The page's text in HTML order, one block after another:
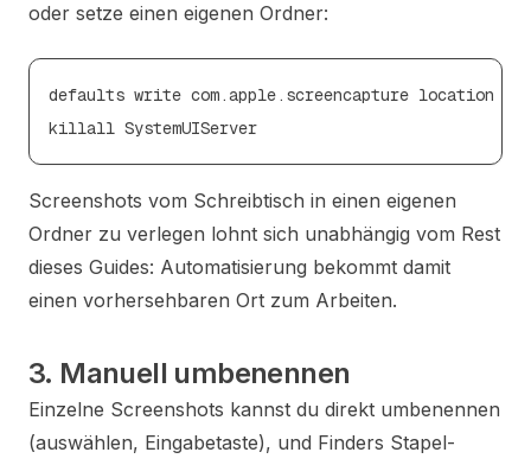
oder setze einen eigenen Ordner:
defaults write com.apple.screencapture location ~/
Screenshots vom Schreibtisch in einen eigenen
Ordner zu verlegen lohnt sich unabhängig vom Rest
dieses Guides: Automatisierung bekommt damit
einen vorhersehbaren Ort zum Arbeiten.
3. Manuell umbenennen
Einzelne Screenshots kannst du direkt umbenennen
(auswählen, Eingabetaste), und Finders Stapel-